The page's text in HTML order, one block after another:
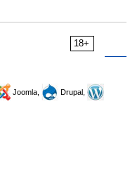
18+
Joomla,
Drupal,